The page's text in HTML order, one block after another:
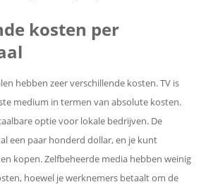
kosten per
hebben zeer verschillende kosten. TV is
medium in termen van absolute kosten.
optie voor lokale bedrijven. De
een paar honderd dollar, en je kunt
kopen. Zelfbeheerde media hebben weinig
hoewel je werknemers betaalt om de